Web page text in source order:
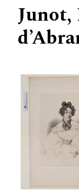
Junot,